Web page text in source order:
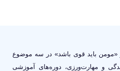
«مومن باید قوی باشد» در سه موضوع
و مهارت‌ورزی، دوره‌های آموزشی